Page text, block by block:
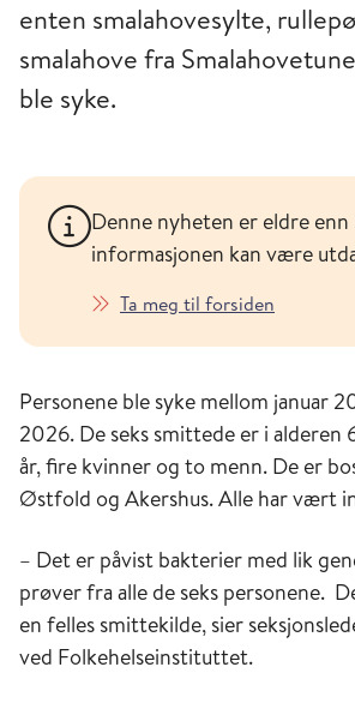
enten smalahovesylte,
smalahove fra
ble syke.
Denne nyheten er eldre
informasjonen kan være
Ta meg til forsiden
Personene ble syke mellom januar
2026. De seks smittede er i alderen
år, fire kvinner og to menn. De er
Østfold og Akershus. Alle har vært
– Det er påvist bakterier med lik
prøver fra alle de seks personene.
en felles smittekilde, sier
ved Folkehelseinstituttet.